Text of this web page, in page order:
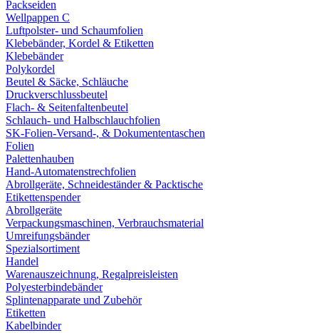
Packseiden
Wellpappen C
Luftpolster- und Schaumfolien
Klebebänder, Kordel & Etiketten
Klebebänder
Polykordel
Beutel & Säcke, Schläuche
Druckverschlussbeutel
Flach- & Seitenfaltenbeutel
Schlauch- und Halbschlauchfolien
SK-Folien-Versand-, & Dokumententaschen
Folien
Palettenhauben
Hand-Automatenstrechfolien
Abrollgeräte, Schneideständer & Packtische
Etikettenspender
Abrollgeräte
Verpackungsmaschinen, Verbrauchsmaterial
Umreifungsbänder
Spezialsortiment
Handel
Warenauszeichnung, Regalpreisleisten
Polyesterbindebänder
Splintenapparate und Zubehör
Etiketten
Kabelbinder